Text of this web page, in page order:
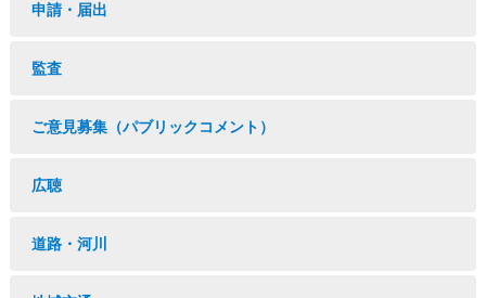
申請・届出
監査
ご意見募集（パブリックコメント）
広聴
道路・河川